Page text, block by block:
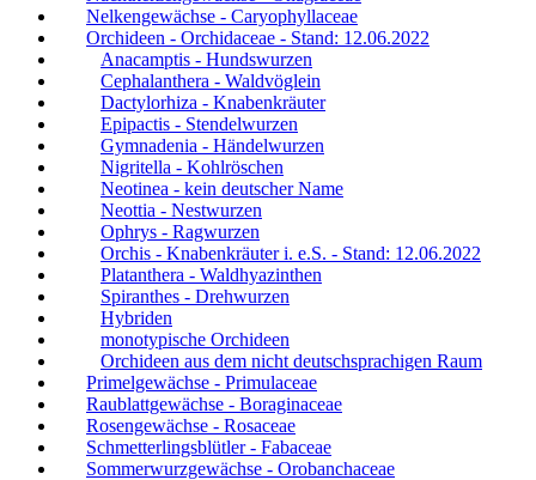
Nelkengewächse - Caryophyllaceae
Orchideen - Orchidaceae - Stand: 12.06.2022
Anacamptis - Hundswurzen
Cephalanthera - Waldvöglein
Dactylorhiza - Knabenkräuter
Epipactis - Stendelwurzen
Gymnadenia - Händelwurzen
Nigritella - Kohlröschen
Neotinea - kein deutscher Name
Neottia - Nestwurzen
Ophrys - Ragwurzen
Orchis - Knabenkräuter i. e.S. - Stand: 12.06.2022
Platanthera - Waldhyazinthen
Spiranthes - Drehwurzen
Hybriden
monotypische Orchideen
Orchideen aus dem nicht deutschsprachigen Raum
Primelgewächse - Primulaceae
Raublattgewächse - Boraginaceae
Rosengewächse - Rosaceae
Schmetterlingsblütler - Fabaceae
Sommerwurzgewächse - Orobanchaceae